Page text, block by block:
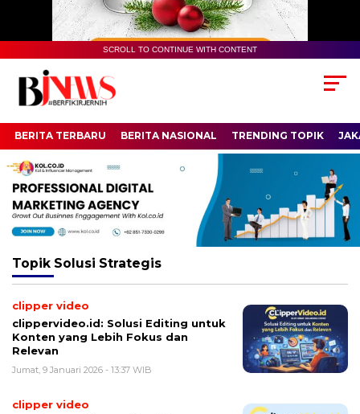
SCROLL TO CONTINUE WITH CONTENT
BERITA TERBARU BERITA NASIONAL TRENDING TOPIK
Topik Solusi Strategis
clipper video
clippervideo.id: Solusi Editing untuk
Konten yang Lebih Fokus dan
Relevan
Jumat, 9 Januari 2026 - 13:37 WIB
clipper video